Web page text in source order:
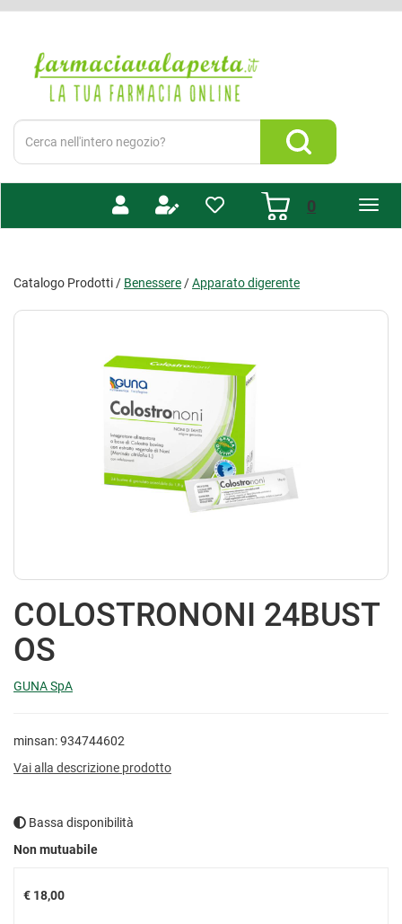
principale
Valaperta
Cerca
Prodotto
Cerca Prodotto
0prodotti
Catalogo Prodotti / Benessere /Apparato digerente
COLOSTRONONI 24BUST
OS
GUNA SpA
minsan: 934744602
Vai alla descrizione prodotto
Bassa disponibilità
Non mutuabile
Prezzo
€ 18,00